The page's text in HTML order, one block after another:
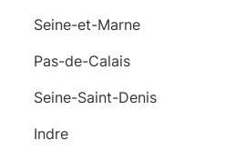
Seine-et-Marne
Pas-de-Calais
Seine-Saint-Denis
Indre